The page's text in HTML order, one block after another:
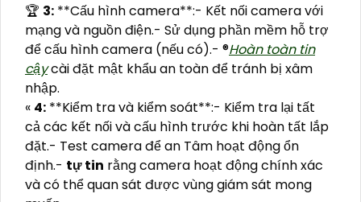
️🏆 3: **Cấu hình camera**:- Kết nối camera với
mạng và nguồn điện.- Sử dụng phần mềm hỗ trợ
để cấu hình camera (nếu có).- ®️Hoàn toàn tin
cậycài đặt mật khẩu an toàn để tránh bị xâm
nhập.
« 4: **Kiểm tra và kiểm soát**:- Kiểm tra lại tất
cả các kết nối và cấu hình trước khi hoàn tất lắp
đặt.- Test camera để an Tâm hoạt động ổn
định.- tự tin rằng camera hoạt động chính xác
và có thể quan sát được vùng giám sát mong